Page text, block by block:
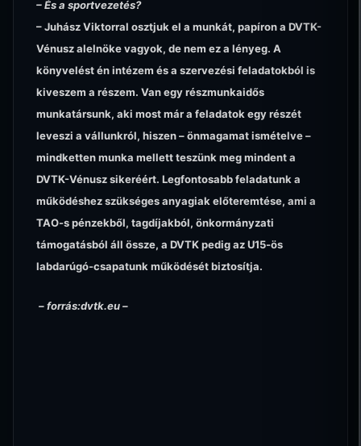
– És a sportvezetés?
– Juhász Viktorral osztjuk el a munkát, papíron a DVTK-
Vénusz alelnöke vagyok, de nem ez a lényeg. A
könyvelést én intézem és a szervezési feladatokból is
kiveszem a részem. Van egy részmunkaidős
munkatársunk, aki most már a feladatok egy részét
leveszi a vállunkról, hiszen – önmagamat ismételve –
mindketten munka mellett teszünk meg mindent a
DVTK-Vénusz sikeréért. Legfontosabb feladatunk a
működéshez szükséges anyagiak előteremtése, ami a
TAO-s pénzekből, tagdíjakból, önkormányzati
támogatásból áll össze, a DVTK pedig az U15-ös
labdarúgó-csapatunk működését biztosítja.
– forrás:dvtk.eu –